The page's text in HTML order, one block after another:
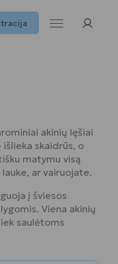
akinių lęšiai
skaidrūs, o
matymu visą
ar vairuojate.
į šviesos
Viena akinių
saulėtoms